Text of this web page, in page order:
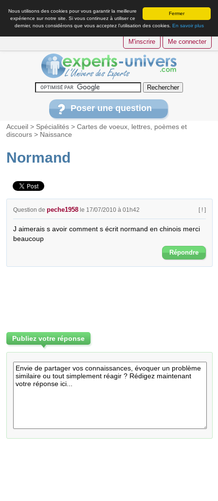
Fermer
Nous utilisons des cookies pour vous garantir la meilleure
expérience sur notre site. Si vous continuez à utiliser ce
dernier, nous considérons que vous acceptez l’utilisation des cookies. En savoir plus
M'inscrire Me connecter
Poser une question
Accueil > Spécialités >Cartes de voeux, lettres, poèmes et
discours > Naissance
Normand
Question depeche1958 le 17/07/2010 à 01h42 [ ! ]
J aimerais s avoir comment s écrit normand en chinois merci
beaucoup
Répondre
Publiez votre réponse